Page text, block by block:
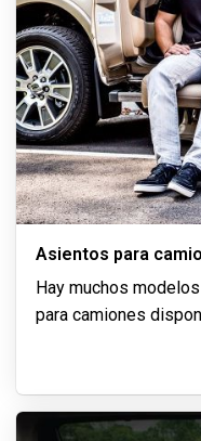
Asientos para
Hay muchos
para camiones